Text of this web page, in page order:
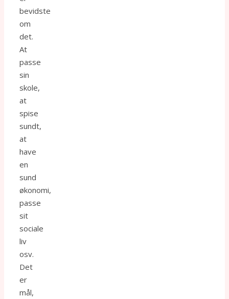
bevidste
om
det.
At
passe
sin
skole,
at
spise
sundt,
at
have
en
sund
økonomi,
passe
sit
sociale
liv
osv.
Det
er
mål,